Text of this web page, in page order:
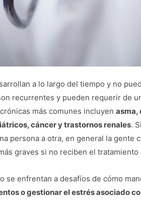
a lo largo del tiempo y no
recurrentes y pueden requerir de
más comunes incluyen asma,
cáncer y trastornos renales.
persona a otra, en general la gente
graves si no reciben el tratamiento
se enfrentan a desafíos de cómo
o gestionar el estrés asociado